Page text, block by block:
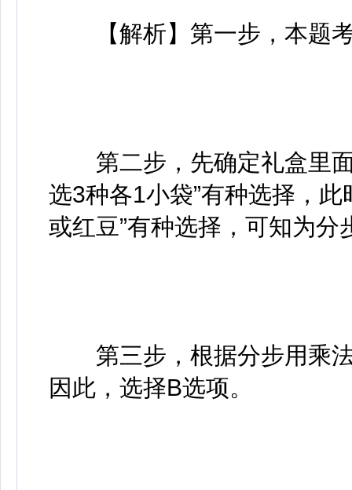
【解析】第一步，本题考
第二步，先确定礼盒里面
选3种各1小袋”有种选择，
或红豆”有种选择，可知为分
第三步，根据分步用乘法
因此，选择B选项。